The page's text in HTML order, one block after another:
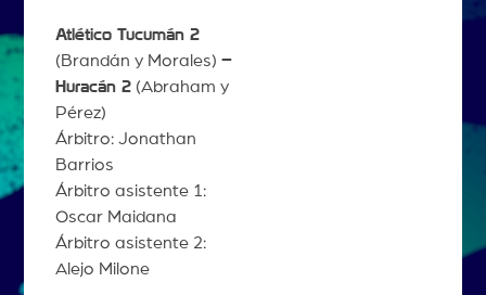
Atlético Tucumán 2
(Brandán y Morales) –
Huracán 2(Abraham y
Pérez)
Árbitro: Jonathan
Barrios
Árbitro asistente 1:
Oscar Maidana
Árbitro asistente 2:
Alejo Milone